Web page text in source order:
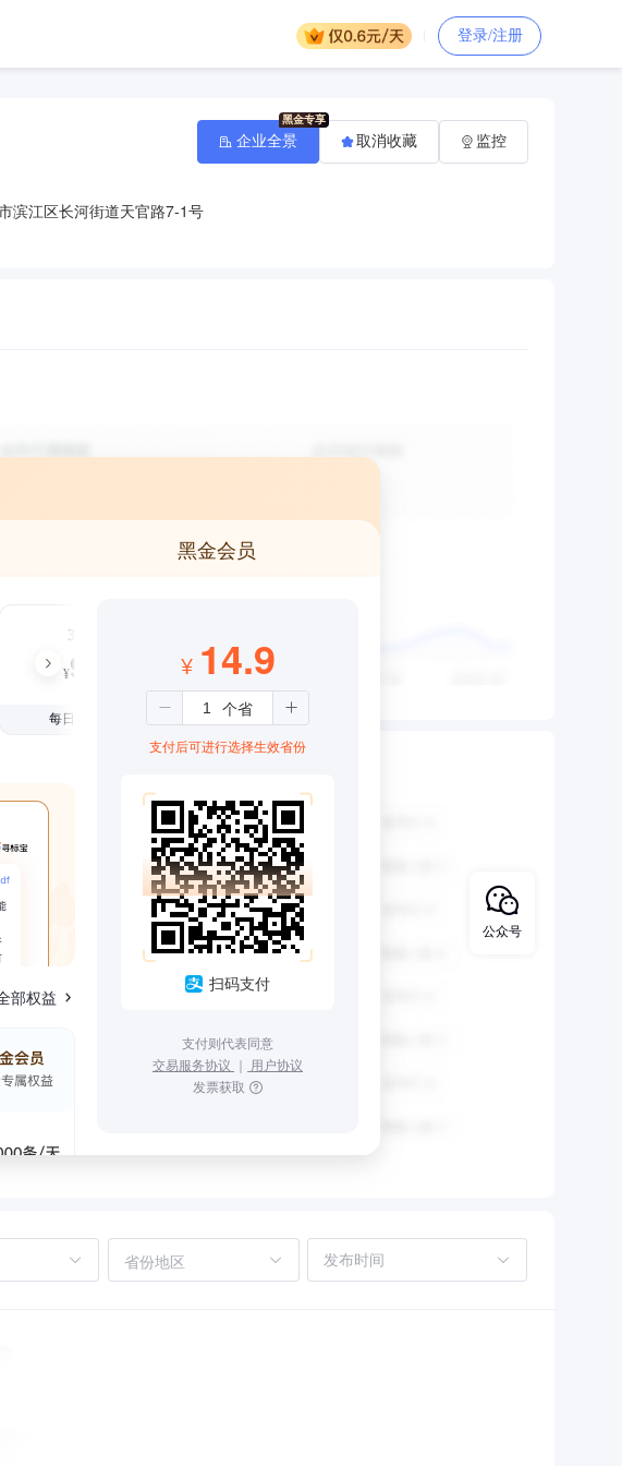
登录/注册
滨江区长河街道天官路7-1号
企业全景 取消收藏 监控
黑金会员
3个月
¥99
每日仅1.08元
部权益
¥ 14.9
支付后可进行选择生效省份
扫码支付
支付则代表同意
交易服务协议 ｜ 用户协议
发票获取
省份地区
公众号